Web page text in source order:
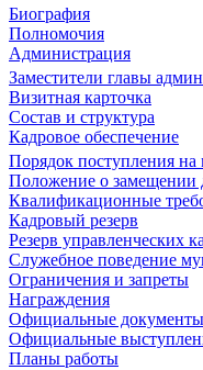
Биография
Полномочия
Администрация
Заместители главы
Визитная карточка
Состав и структура
Кадровое обеспечение
Порядок поступления
Положение о замещении
Квалификационные
Кадровый резерв
Резерв управленческих
Служебное поведение
Ограничения и запреты
Награждения
Официальные документы
Официальные
Планы работы